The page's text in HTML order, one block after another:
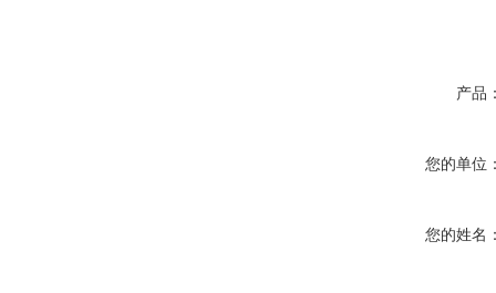
产品
您的单位
您的姓名